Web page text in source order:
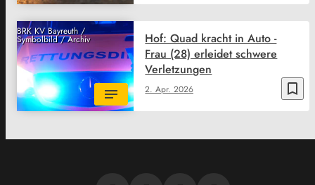
BRK KV Bayreuth /
Symbolbild / Archiv
bookmark_border
2. Apr. 2026
Hof: Quad kracht in Auto -
Frau (28) erleidet schwere
Verletzungen